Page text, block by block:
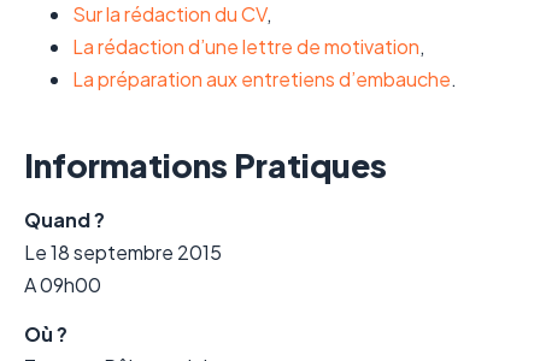
Sur la rédaction du CV,
La rédaction d’une lettre de motivation,
La préparation aux entretiens d’embauche.
Informations Pratiques
Quand ?
Le 18 septembre 2015
A 09h00
Où ?